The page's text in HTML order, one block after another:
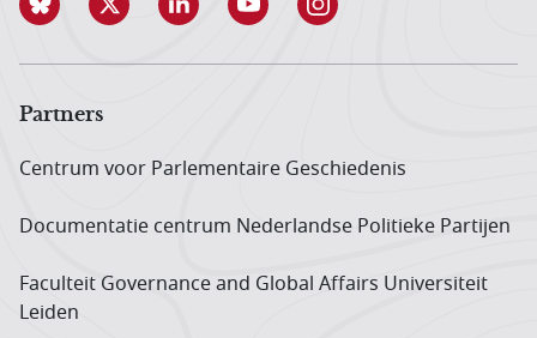
Partners
Centrum voor Parlementaire Geschiedenis
Documentatie centrum Neder­landse Politieke Partijen
Faculteit Governance and Global Affairs Universiteit
Leiden